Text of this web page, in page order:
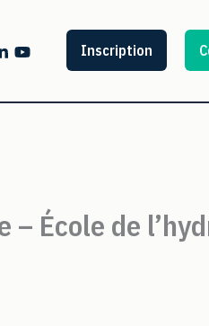
Inscription
École de